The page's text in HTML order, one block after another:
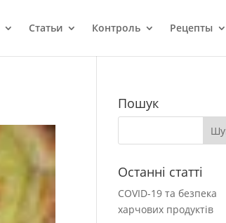
Статьи Контроль Рецепты
Пошук
Останні статті
COVID-19 та безпека
харчових продуктів